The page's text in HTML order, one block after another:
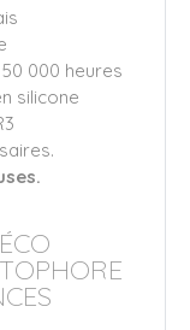
000 heures
silicone